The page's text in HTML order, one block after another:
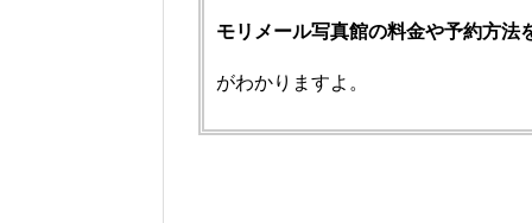
モリメール写真館の料金や予約方法
がわかりますよ。